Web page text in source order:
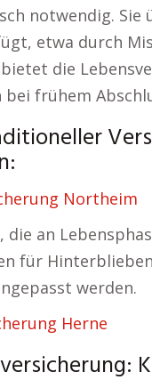
notwendig. Sie
etwa durch
die
frühem
Northeim
an
für
werden.
Herne